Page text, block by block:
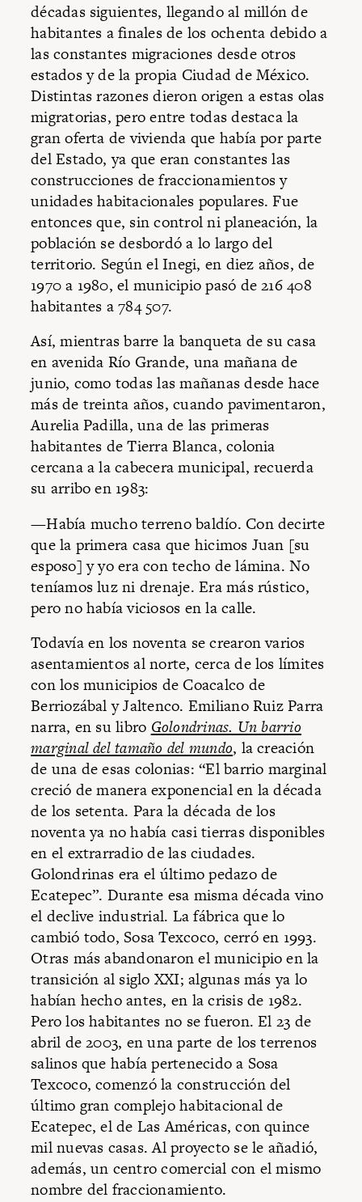
décadas siguientes, llegando al millón de
habitantes a finales de los ochenta debido a
las constantes migraciones desde otros
estados y de la propia Ciudad de México.
Distintas razones dieron origen a estas olas
migratorias, pero entre todas destaca la
gran oferta de vivienda que había por parte
del Estado, ya que eran constantes las
construcciones de fraccionamientos y
unidades habitacionales populares. Fue
entonces que, sin control ni planeación, la
población se desbordó a lo largo del
territorio. Según el Inegi, en diez años, de
1970 a 1980, el municipio pasó de 216 408
habitantes a 784 507.
Así, mientras barre la banqueta de su casa
en avenida Río Grande, una mañana de
junio, como todas las mañanas desde hace
más de treinta años, cuando pavimentaron,
Aurelia Padilla, una de las primeras
habitantes de Tierra Blanca, colonia
cercana a la cabecera municipal, recuerda
su arribo en 1983:
—Había mucho terreno baldío. Con decirte
que la primera casa que hicimos Juan [su
esposo] y yo era con techo de lámina. No
teníamos luz ni drenaje. Era más rústico,
pero no había viciosos en la calle.
Todavía en los noventa se crearon varios
asentamientos al norte, cerca de los límites
con los municipios de Coacalco de
Berriozábal y Jaltenco. Emiliano Ruiz Parra
narra, en su libro Golondrinas. Un barrio
marginal del tamaño del mundo, la creación
de una de esas colonias: “El barrio marginal
creció de manera exponencial en la década
de los setenta. Para la década de los
noventa ya no había casi tierras disponibles
en el extrarradio de las ciudades.
Golondrinas era el último pedazo de
Ecatepec”. Durante esa misma década vino
el declive industrial. La fábrica que lo
cambió todo, Sosa Texcoco, cerró en 1993.
Otras más abandonaron el municipio en la
transición al siglo XXI; algunas más ya lo
habían hecho antes, en la crisis de 1982.
Pero los habitantes no se fueron. El 23 de
abril de 2003, en una parte de los terrenos
salinos que había pertenecido a Sosa
Texcoco, comenzó la construcción del
último gran complejo habitacional de
Ecatepec, el de Las Américas, con quince
mil nuevas casas. Al proyecto se le añadió,
además, un centro comercial con el mismo
nombre del fraccionamiento.